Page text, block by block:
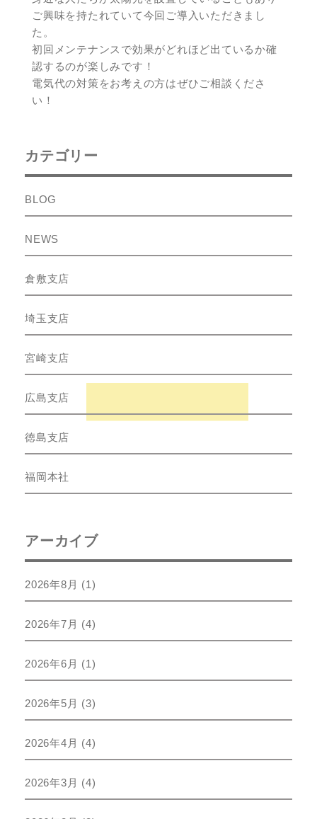
ご興味を持たれていて今回ご導入いただきまし
た。
初回メンテナンスで効果がどれほど出ているか確
認するのが楽しみです！
電気代の対策をお考えの方はぜひご相談くださ
い！
カテゴリー
BLOG
NEWS
倉敷支店
埼玉支店
宮崎支店
広島支店
徳島支店
福岡本社
アーカイブ
2026年8月 (1)
2026年7月 (4)
2026年6月 (1)
2026年5月 (3)
2026年4月 (4)
2026年3月 (4)